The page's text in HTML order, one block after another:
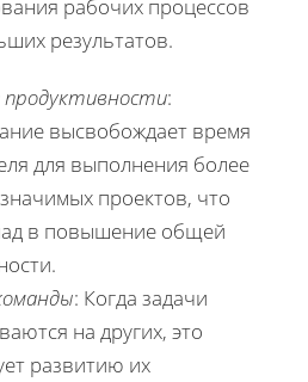
рабочих процессов
результатов.
:
высвобождает время
для выполнения более
проектов, что
в повышение общей
: Когда задачи
на других, это
развитию их